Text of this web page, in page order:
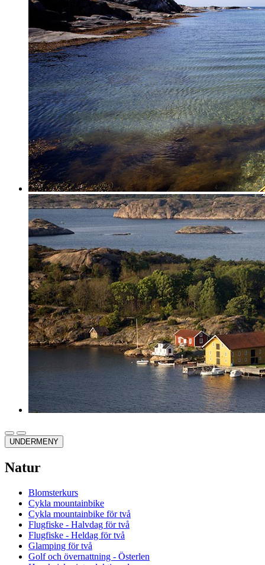
UNDERMENY
Natur
Blomsterkurs
Cykla mountainbike
Cykla mountainbike för två
Flugfiske - Halvdag för två
Flugfiske - Heldag för två
Glamping för två
Golf och övernattning - Österlen